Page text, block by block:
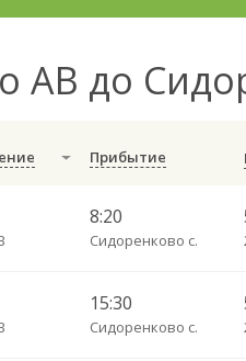
АВ до
Прибытие
8:20
Сидоренково с.
15:30
Сидоренково с.